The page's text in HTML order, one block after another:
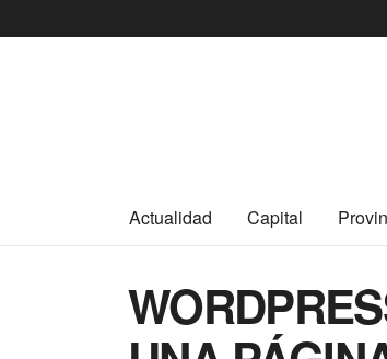
Actualidad Capital